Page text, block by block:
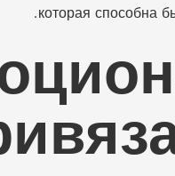
которая способна